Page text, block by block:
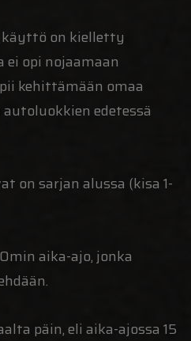
käyttö on kielletty
opi nojaamaan
kehittämään omaa
edetessä
on sarjan alussa (kisa 1-
aika-ajo, jonka
päin, eli aika-ajossa 15